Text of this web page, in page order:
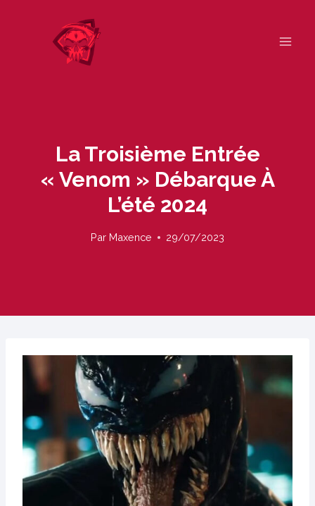
La Troisième Entrée
« Venom » Débarque À
L’été 2024
Par Maxence 29/07/2023